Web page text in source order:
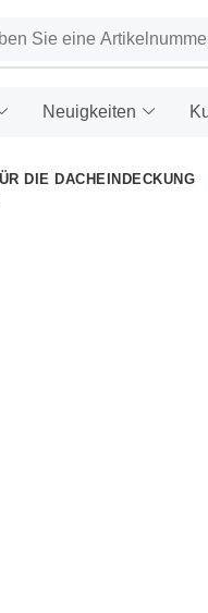
Neuigkeiten
DIE DACHEINDECKUNG